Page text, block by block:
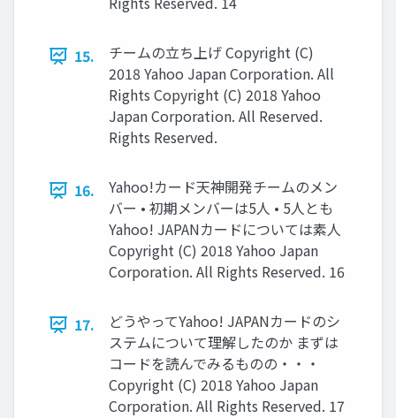
15.
チームの立ち上げ Copyright (C)
2018 Yahoo Japan Corporation. All
Rights Copyright (C) 2018 Yahoo
Japan Corporation. All Reserved.
Rights Reserved.
16.
Yahoo!カード天神開発チームのメン
バー • 初期メンバーは5人 • 5人とも
Yahoo! JAPANカードについては素人
Copyright (C) 2018 Yahoo Japan
Corporation. All Rights Reserved. 16
17.
どうやってYahoo! JAPANカードのシ
ステムについて理解したのか まずは
コードを読んでみるものの・・・
Copyright (C) 2018 Yahoo Japan
Corporation. All Rights Reserved. 17